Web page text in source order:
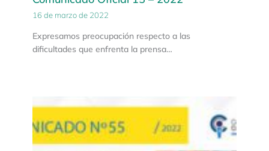
16 de marzo de 2022
Expresamos preocupación respecto a las
dificultades que enfrenta la prensa…